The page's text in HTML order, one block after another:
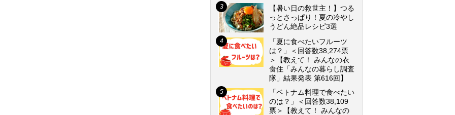
【暑い日の救世主！】つる
っとさっぱり！夏の冷やし
うどん絶品レシピ3選
「夏に食べたいフルーツ
は？」＜回答数38,274票
＞【教えて！ みんなの衣
食住「みんなの暮らし調査
隊」結果発表 第616回】
「ベトナム料理で食べたい
のは？」＜回答数38,109
票＞【教えて！ みんなの